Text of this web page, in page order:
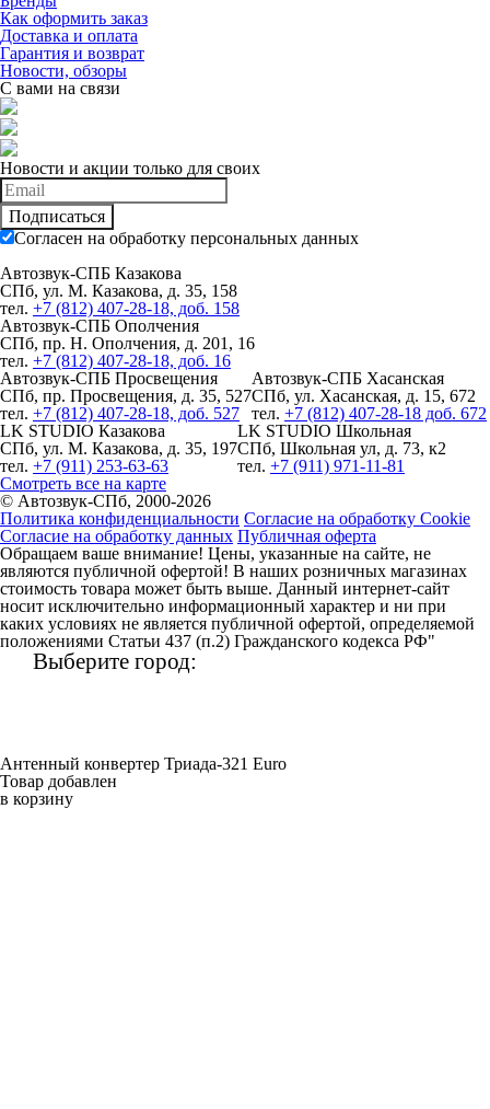
Как оформить заказ
Доставка и оплата
Гарантия и возврат
Новости, обзоры
С вами на связи
Новости и акции только для своих
Подписаться
Согласен на обработку персональных данных
Автозвук-СПБ Казакова
СПб, ул. М. Казакова, д. 35, 158
тел. +7 (812) 407-28-18, доб. 158
Автозвук-СПБ Ополчения
СПб, пр. Н. Ополчения, д. 201, 16
тел. +7 (812) 407-28-18, доб. 16
Автозвук-СПБ Просвещения
СПб, пр. Просвещения, д. 35, 527
тел. +7 (812) 407-28-18, доб. 527
Автозвук-СПБ Хасанская
СПб, ул. Хасанская, д. 15, 672
тел. +7 (812) 407-28-18 доб. 672
LK STUDIO Казакова
СПб, ул. М. Казакова, д. 35, 197
тел. +7 (911) 253-63-63
LK STUDIO Школьная
СПб, Школьная ул, д. 73, к2
тел. +7 (911) 971-11-81
Смотреть все на карте
© Автозвук-СПб, 2000-2026
Политика конфиденциальности Согласие на обработку Cookie
Согласие на обработку данных Публичная оферта
Обращаем ваше внимание! Цены, указанные на сайте, не
являются публичной офертой! В наших розничных магазинах
стоимость товара может быть выше. Данный интернет-сайт
носит исключительно информационный характер и ни при
каких условиях не является публичной офертой, определяемой
положениями Статьи 437 (п.2) Гражданского кодекса РФ"
Выберите город:
Антенный конвертер Триада-321 Euro
Товар добавлен
в корзину